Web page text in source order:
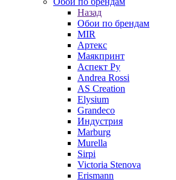
Назад
Обои по брендам
MIR
Артекс
Маякпринт
Аспект Ру
Andrea Rossi
AS Creation
Elysium
Grandeco
Индустрия
Marburg
Murella
Sirpi
Victoria Stenova
Erismann